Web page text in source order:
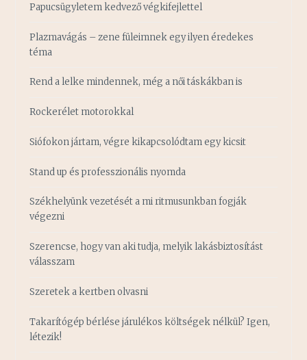
Papucsügyletem kedvező végkifejlettel
Plazmavágás – zene füleimnek egy ilyen éredekes
téma
Rend a lelke mindennek, még a női táskákban is
Rockerélet motorokkal
Siófokon jártam, végre kikapcsolódtam egy kicsit
Stand up és professzionális nyomda
Székhelyünk vezetését a mi ritmusunkban fogják
végezni
Szerencse, hogy van aki tudja, melyik lakásbiztosítást
válasszam
Szeretek a kertben olvasni
Takarítógép bérlése járulékos költségek nélkül? Igen,
létezik!